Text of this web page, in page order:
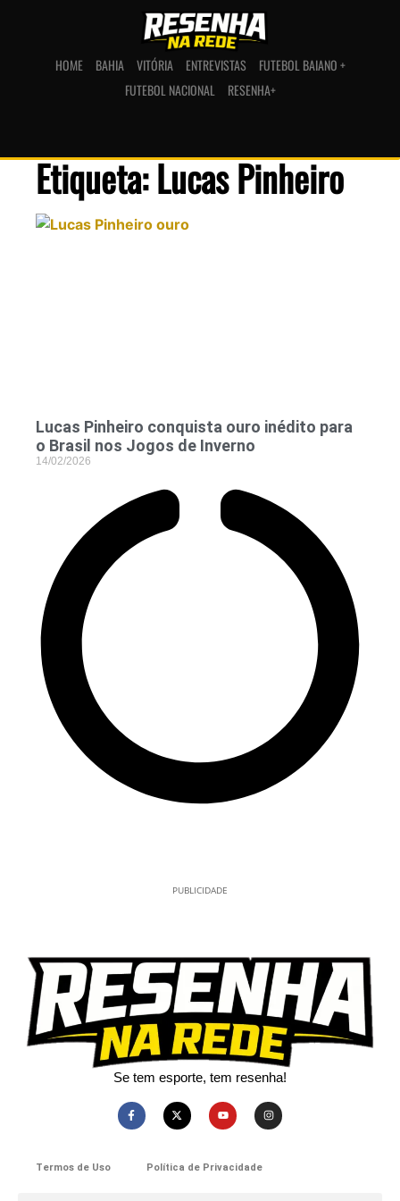
HOME BAHIA VITÓRIA ENTREVISTAS
FUTEBOL BAIANO +
FUTEBOL NACIONAL
RESENHA+
Etiqueta: Lucas Pinheiro
Lucas Pinheiro conquista ouro inédito para
o Brasil nos Jogos de Inverno
14/02/2026
PUBLICIDADE
Se tem esporte, tem resenha!​
Termos de Uso Política de Privacidade